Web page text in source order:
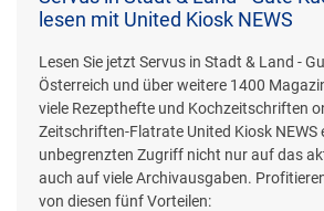
lesen mit United Kiosk NEWS
Lesen Sie jetzt Servus in Stadt & Land -
Österreich und über weitere 1400
viele Rezepthefte und Kochzeitschriften
Zeitschriften-Flatrate United Kiosk NEWS
unbegrenzten Zugriff nicht nur auf das
auch auf viele Archivausgaben.
von diesen fünf Vorteilen: